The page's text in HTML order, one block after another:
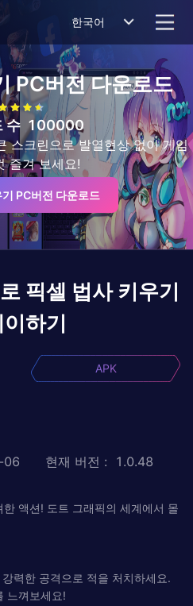
한국어
PC버전 다운로드
수 100000
스크린으로 발열현상 없이 게임
즐겨 보세요!
PC버전 다운로드
픽셀 법사 키우기
하기
APK
06 현재 버전 : 1.0.48
액션! 도트 그래픽의 세계에서 몰
력한 공격으로 적을 처치하세요.
느껴보세요!